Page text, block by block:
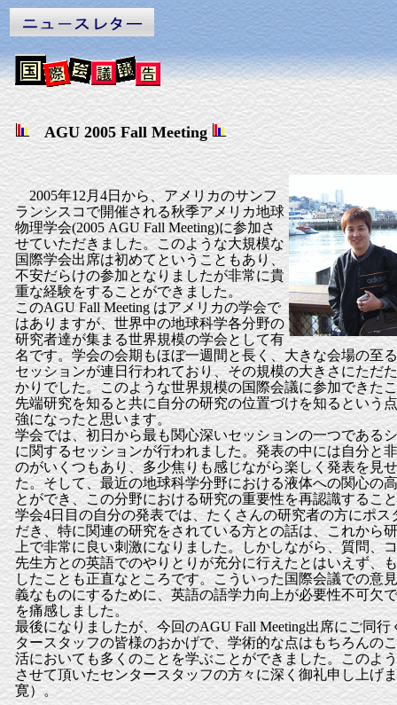
AGU 2005 Fall Meeting
2005年12月4日から、アメリカのサンフ
ランシスコで開催される秋季アメリカ地球
物理学会(2005 AGU Fall Meeting)に参加さ
せていただきました。このような大規模な
国際学会出席は初めてということもあり、
不安だらけの参加となりましたが非常に貴
重な経験をすることができました。
このAGU Fall Meeting はアメリカの学会で
はありますが、世界中の地球科学各分野の
研究者達が集まる世界規模の学会として有
名です。学会の会期もほぼ一週間と長く、大きな会場の至
セッションが連日行われており、その規模の大きさにただ
かりでした。このような世界規模の国際会議に参加できた
先端研究を知ると共に自分の研究の位置づけを知るという
強になったと思います。
学会では、初日から最も関心深いセッションの一つである
に関するセッションが行われました。発表の中には自分と
のがいくつもあり、多少焦りも感じながら楽しく発表を見
た。そして、最近の地球科学分野における液体への関心の
とができ、この分野における研究の重要性を再認識するこ
学会4日目の自分の発表では、たくさんの研究者の方にポス
だき、特に関連の研究をされている方との話は、これから
上で非常に良い刺激になりました。しかしながら、質問、
先生方との英語でのやりとりが充分に行えたとはいえず、
したことも正直なところです。こういった国際会議での意
義なものにするために、英語の語学力向上が必要性不可欠
を痛感しました。
最後になりましたが、今回のAGU Fall Meeting出席にご同行
タースタッフの皆様のおかげで、学術的な点はもちろんの
活においても多くのことを学ぶことができました。このよ
させて頂いたセンタースタッフの方々に深く御礼申し上げ
寛）。